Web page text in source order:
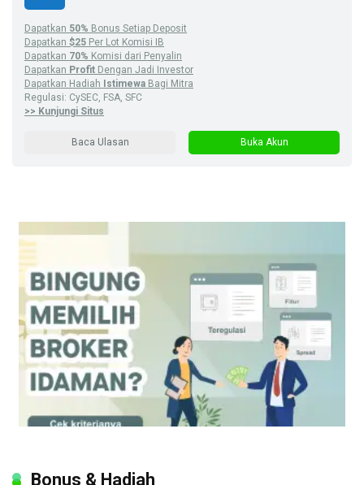
Dapatkan 50% Bonus Setiap Deposit
Dapatkan $25 Per Lot Komisi IB
Dapatkan 70% Komisi dari Penyalin
Dapatkan Profit Dengan Jadi Investor
Dapatkan Hadiah
Istimewa Bagi Mitra
Regulasi: CySEC, FSA, SFC
>> Kunjungi Situs
Baca Ulasan Buka Akun
Bonus & Hadiah